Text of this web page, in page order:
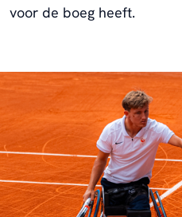
voor de boeg heeft.